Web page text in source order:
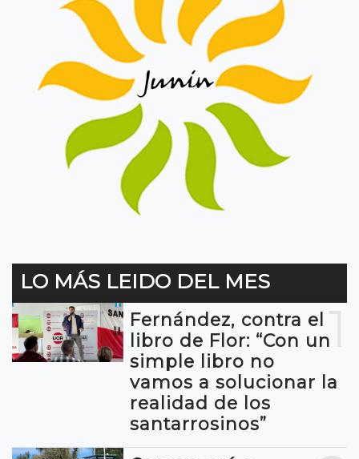
LO MÁS LEIDO DEL MES
1
Fernández, contra el
libro de Flor: “Con un
simple libro no
vamos a solucionar la
realidad de los
santarrosinos”